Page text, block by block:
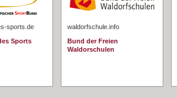
sports.de
Sports
waldorfschule.info
Bund der Freien
Waldorschulen